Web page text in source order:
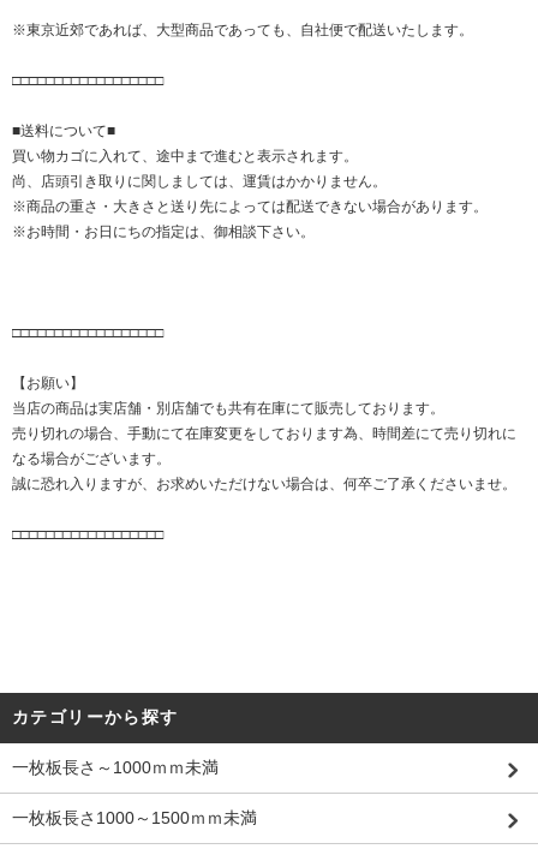
※東京近郊であれば、大型商品であっても、自社便で配送いたします。
□□□□□□□□□□□□□□□□□□
■送料について■
買い物カゴに入れて、途中まで進むと表示されます。
尚、店頭引き取りに関しましては、運賃はかかりません。
※商品の重さ・大きさと送り先によっては配送できない場合があります。
※お時間・お日にちの指定は、御相談下さい。
□□□□□□□□□□□□□□□□□□
【お願い】
当店の商品は実店舗・別店舗でも共有在庫にて販売しております。
売り切れの場合、手動にて在庫変更をしております為、時間差にて売り切れに
なる場合がございます。
誠に恐れ入りますが、お求めいただけない場合は、何卒ご了承くださいませ。
□□□□□□□□□□□□□□□□□□
カテゴリーから探す
一枚板長さ～1000ｍｍ未満
一枚板長さ1000～1500ｍｍ未満